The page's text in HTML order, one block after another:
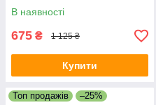
В наявності
675 ₴ 1 125 ₴
Купити
Топ продажів –25%